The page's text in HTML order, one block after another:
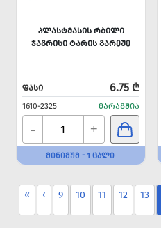
ᲞᲚᲐᲡᲢᲛᲐᲡᲘᲡ ᲠᲑᲘᲚᲘ
ᲯᲐᲒᲠᲘᲡᲘ ᲢᲐᲠᲘᲡ ᲒᲐᲠᲔᲨᲔ
ᲤᲐᲡᲘ 6.75 ₾
1610-2325 ᲛᲐᲠᲐᲒᲨᲘᲐ
- +
ᲛᲘᲜᲘᲛᲣᲛ - 1 ᲪᲐᲚᲘ
« ‹ 9 10 11 12 13